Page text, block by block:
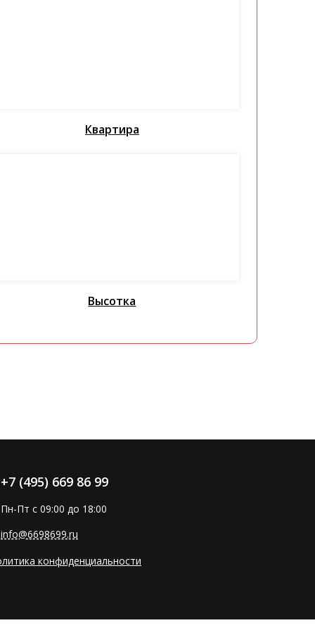
Квартира
Высотка
+7 (495) 669 86 99
Пн-Пт с 09:00 до 18:00
info@6698699.ru
конфиденциальности